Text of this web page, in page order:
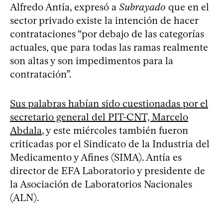
Alfredo Antía, expresó a Subrayado que en el
sector privado existe la intención de hacer
contrataciones “por debajo de las categorías
actuales, que para todas las ramas realmente
son altas y son impedimentos para la
contratación”.
Sus palabras habían sido cuestionadas por el
secretario general del PIT-CNT, Marcelo
Abdala, y este miércoles también fueron
criticadas por el Sindicato de la Industria del
Medicamento y Afines (SIMA). Antía es
director de EFA Laboratorio y presidente de
la Asociación de Laboratorios Nacionales
(ALN).